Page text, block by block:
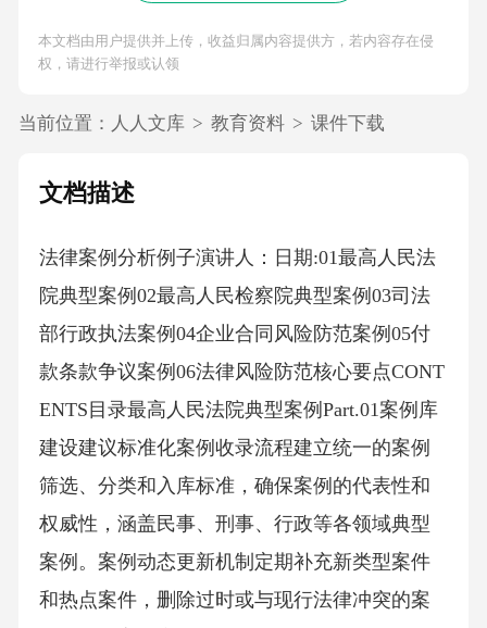
本文档由用户提供并上传，收益归属内容提供方，若内容存在侵
权，请进行举报或认领
当前位置： 人人文库 > 教育资料 > 课件下载
文档描述
法律案例分析例子演讲人：日期:01最高人民法
院典型案例02最高人民检察院典型案例03司法
部行政执法案例04企业合同风险防范案例05付
款条款争议案例06法律风险防范核心要点CONT
ENTS目录最高人民法院典型案例Part.01案例库
建设建议标准化案例收录流程建立统一的案例
筛选、分类和入库标准，确保案例的代表性和
权威性，涵盖民事、刑事、行政等各领域典型
案例。案例动态更新机制定期补充新类型案件
和热点案件，删除过时或与现行法律冲突的案